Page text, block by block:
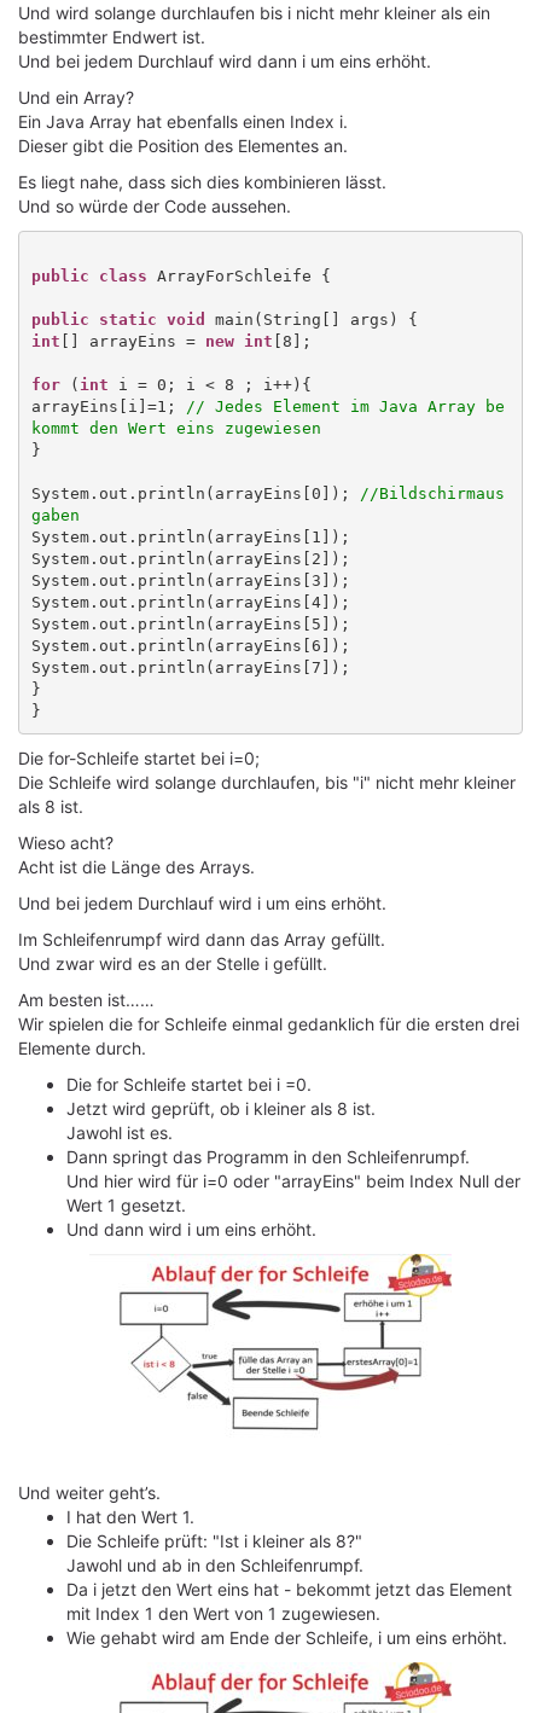
Und wird solange durchlaufen bis i nicht mehr kleiner als ein
bestimmter Endwert ist.
Und bei jedem Durchlauf wird dann i um eins erhöht.
Und ein Array?
Ein Java Array hat ebenfalls einen Index i.
Dieser gibt die Position des Elementes an.
Es liegt nahe, dass sich dies kombinieren lässt.
Und so würde der Code aussehen.
public class ArrayForSchleife {
public static void
int [] arrayEins = new int [8];
for ( int i = 0; i < 8 ; i++){
arrayEins[i]=1;
// Jedes Element im Java Array be
kommt den Wert eins zugewiesen
}
System.out.println(arrayEins[0]);
//Bildschirmaus
gaben
System.out.println(arrayEins[1]);
System.out.println(arrayEins[2]);
System.out.println(arrayEins[3]);
System.out.println(arrayEins[4]);
System.out.println(arrayEins[5]);
System.out.println(arrayEins[6]);
System.out.println(arrayEins[7]);
}
Die for-Schleife startet bei i=0;
Die Schleife wird solange durchlaufen, bis "i" nicht mehr kleiner
als 8 ist.
Wieso acht?
Acht ist die Länge des Arrays.
Und bei jedem Durchlauf wird i um eins erhöht.
Im Schleifenrumpf wird dann das Array gefüllt.
Und zwar wird es an der Stelle i gefüllt.
Am besten ist……
Wir spielen die for Schleife einmal gedanklich für die ersten drei
Elemente durch.
Die for Schleife startet bei i =0.
Jetzt wird geprüft, ob i kleiner als 8 ist.
Jawohl ist es.
Dann springt das Programm in den Schleifenrumpf.
Und hier wird für i=0 oder "arrayEins" beim Index Null der
Wert 1 gesetzt.
Und dann wird i um eins erhöht.
Und weiter geht’s.
I hat den Wert 1.
Die Schleife prüft: "Ist i kleiner als 8?"
Jawohl und ab in den Schleifenrumpf.
Da i jetzt den Wert eins hat - bekommt jetzt das Element
mit Index 1 den Wert von 1 zugewiesen.
Wie gehabt wird am Ende der Schleife, i um eins erhöht.